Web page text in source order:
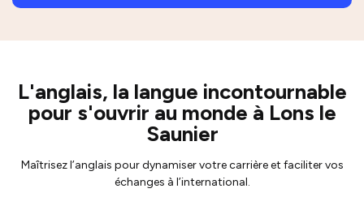
L'anglais, la langue incontournable
pour s'ouvrir au monde à Lons le
Saunier
Maîtrisez l’anglais pour dynamiser votre carrière et faciliter vos
échanges à l’international.